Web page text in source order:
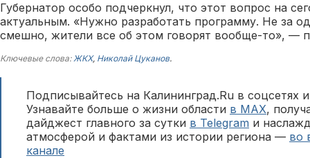
Губернатор особо подчеркнул, что этот вопрос на
актуальным. «Нужно разработать программу. Не за
смешно, жители все об этом говорят вообще-то», —
Ключевые слова:ЖКХ, Николай Цуканов.
Подписывайтесь на Калининград.Ru в соцсетях
Узнавайте больше о жизни области в MAX,
дайджест главного за сутки в Telegram и
атмосферой и фактами из истории региона — во
канале